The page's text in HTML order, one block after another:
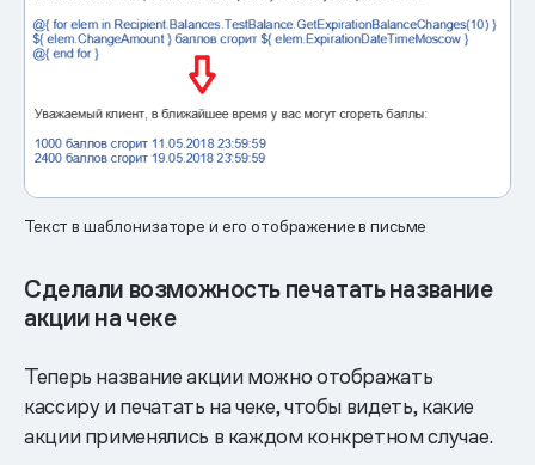
Текст в шаблонизаторе и его отображение в письме
Сделали возможность печатать название
акции на чеке
Теперь название акции можно отображать
кассиру и печатать на чеке, чтобы видеть, какие
акции применялись в каждом конкретном случае.